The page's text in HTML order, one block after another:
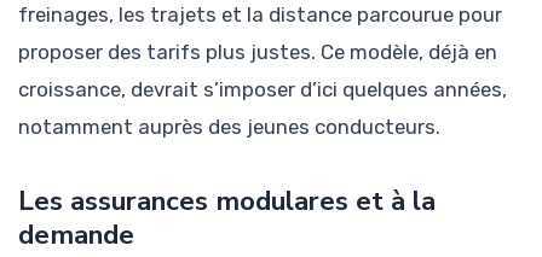
freinages, les trajets et la distance parcourue pour
proposer des tarifs plus justes. Ce modèle, déjà en
croissance, devrait s’imposer d’ici quelques années,
notamment auprès des jeunes conducteurs.
Les assurances modulares et à la
demande